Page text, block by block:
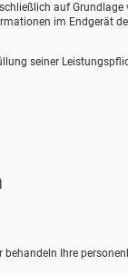
auf Grundlage
im Endgerät
seiner
Ihre